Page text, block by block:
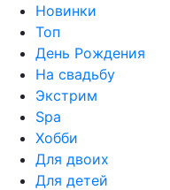
Новинки
Топ
День Рождения
На свадьбу
Экстрим
Spa
Хобби
Для двоих
Для детей